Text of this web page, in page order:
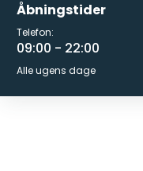
Åbningstider
Telefon:
09:00 - 22:00
Alle ugens dage